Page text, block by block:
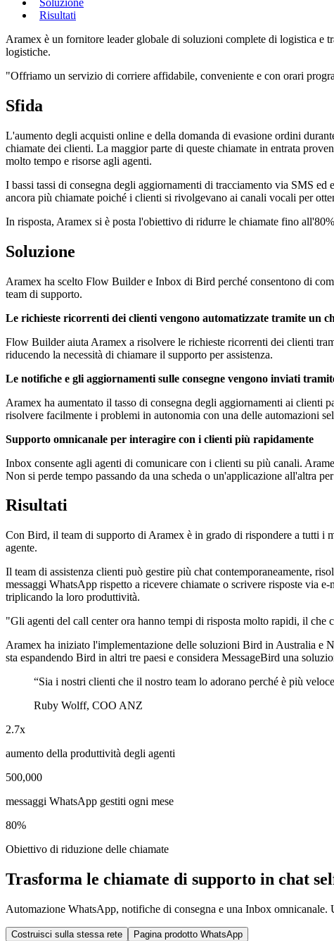
Risultati
Aramex è un fornitore leader globale di soluzioni complete di logistica e
logistiche.
"Offriamo un servizio di corriere affidabile, conveniente e con orari
Sfida
L'aumento degli acquisti online e della domanda di evasione ordini
chiamate dei clienti. La maggior parte di queste chiamate in entrata
molto tempo e risorse agli agenti.
I bassi tassi di consegna degli aggiornamenti di tracciamento via SMS
ancora più chiamate poiché i clienti si rivolgevano ai canali vocali per
In risposta, Aramex si è posta l'obiettivo di ridurre le chiamate fino
Soluzione
Aramex ha scelto Flow Builder e Inbox di Bird perché consentono di
team di supporto.
Le richieste ricorrenti dei clienti vengono automatizzate tramite un
Flow Builder aiuta Aramex a risolvere le richieste ricorrenti dei clienti
riducendo la necessità di chiamare il supporto per assistenza.
Le notifiche e gli aggiornamenti sulle consegne vengono inviati
Aramex ha aumentato il tasso di consegna degli aggiornamenti ai clienti
risolvere facilmente i problemi in autonomia con una delle automazioni
Supporto omnicanale per interagire con i clienti più rapidamente‍
Inbox consente agli agenti di comunicare con i clienti su più canali.
Non si perde tempo passando da una scheda o un'applicazione all'altra
Risultati
Con Bird, il team di supporto di Aramex è in grado di rispondere a tutti i
agente.
Il team di assistenza clienti può gestire più chat contemporaneamente,
messaggi WhatsApp rispetto a ricevere chiamate o scrivere risposte via
triplicando la loro produttività.
"Gli agenti del call center ora hanno tempi di risposta molto rapidi, il
Aramex ha iniziato l'implementazione delle soluzioni Bird in Australia e
sta espandendo Bird in altri tre paesi e considera MessageBird una
“Sia i nostri clienti che il nostro team lo adorano perché è più
Ruby Wolff, COO ANZ
2.7x
aumento della produttività degli agenti
500,000
messaggi WhatsApp gestiti ogni mese
80%
Obiettivo di riduzione delle chiamate
Trasforma le chiamate di supporto in chat
Automazione WhatsApp, notifiche di consegna e una Inbox
Costruisci sulla stessa rete Pagina prodotto WhatsApp